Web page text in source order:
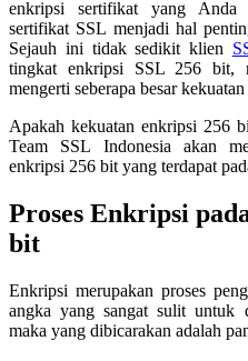
enkripsi sertifikat yang Anda
sertifikat SSL menjadi hal
Sejauh ini tidak sedikit klien
tingkat enkripsi SSL 256 bit,
mengerti seberapa besar
Apakah kekuatan enkripsi 256
Team SSL Indonesia akan
enkripsi 256 bit yang terdapat
Proses Enkripsi
bit
Enkripsi merupakan proses
angka yang sangat sulit untuk
maka yang dibicarakan adalah